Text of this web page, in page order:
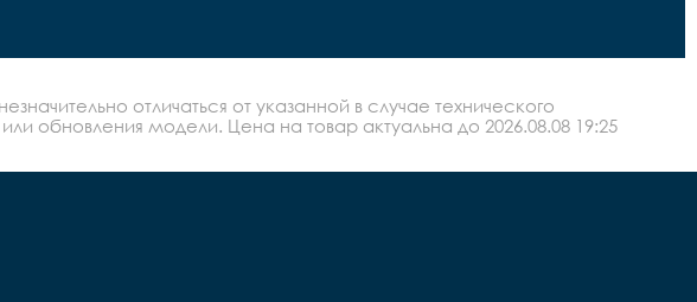
отличаться от указанной в случае технического
обновления модели. Цена на товар актуальна до 2026.08.08 19:25